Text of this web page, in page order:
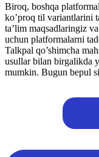
Biroq, boshqa
ko’proq til variantlarini
ta’lim maqsadlaringiz
uchun platformalarni
Talkpal qo’shimcha
usullar bilan birgalikda
mumkin. Bugun bepul